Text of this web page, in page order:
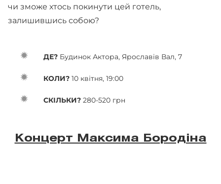
чи зможе хтось покинути цей готель,
залишившись собою?
ДЕ? Будинок Актора, Ярославів Вал, 7
КОЛИ? 10 квітня, 19:00
СКІЛЬКИ? 280-520 грн
Концерт Максима Бородіна